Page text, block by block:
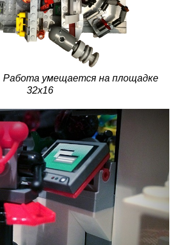
Работа умещается на площадке
32х16